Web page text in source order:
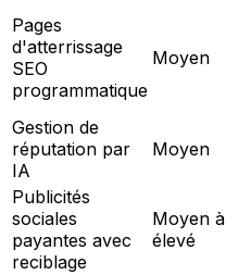
Pages
d'atterrissage
SEO
programmatique
Moyen
Gestion de
réputation par
IA
Moyen
Publicités
sociales
payantes avec
reciblage
Moyen à
élevé